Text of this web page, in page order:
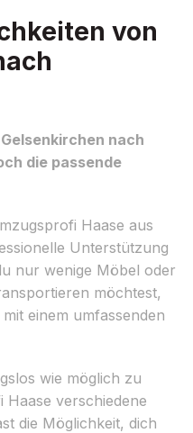
von
nach
die passende
Haase aus
Unterstützung
nur wenige Möbel oder
möchtest,
einem umfassenden
wie möglich zu
verschiedene
die Möglichkeit, dich